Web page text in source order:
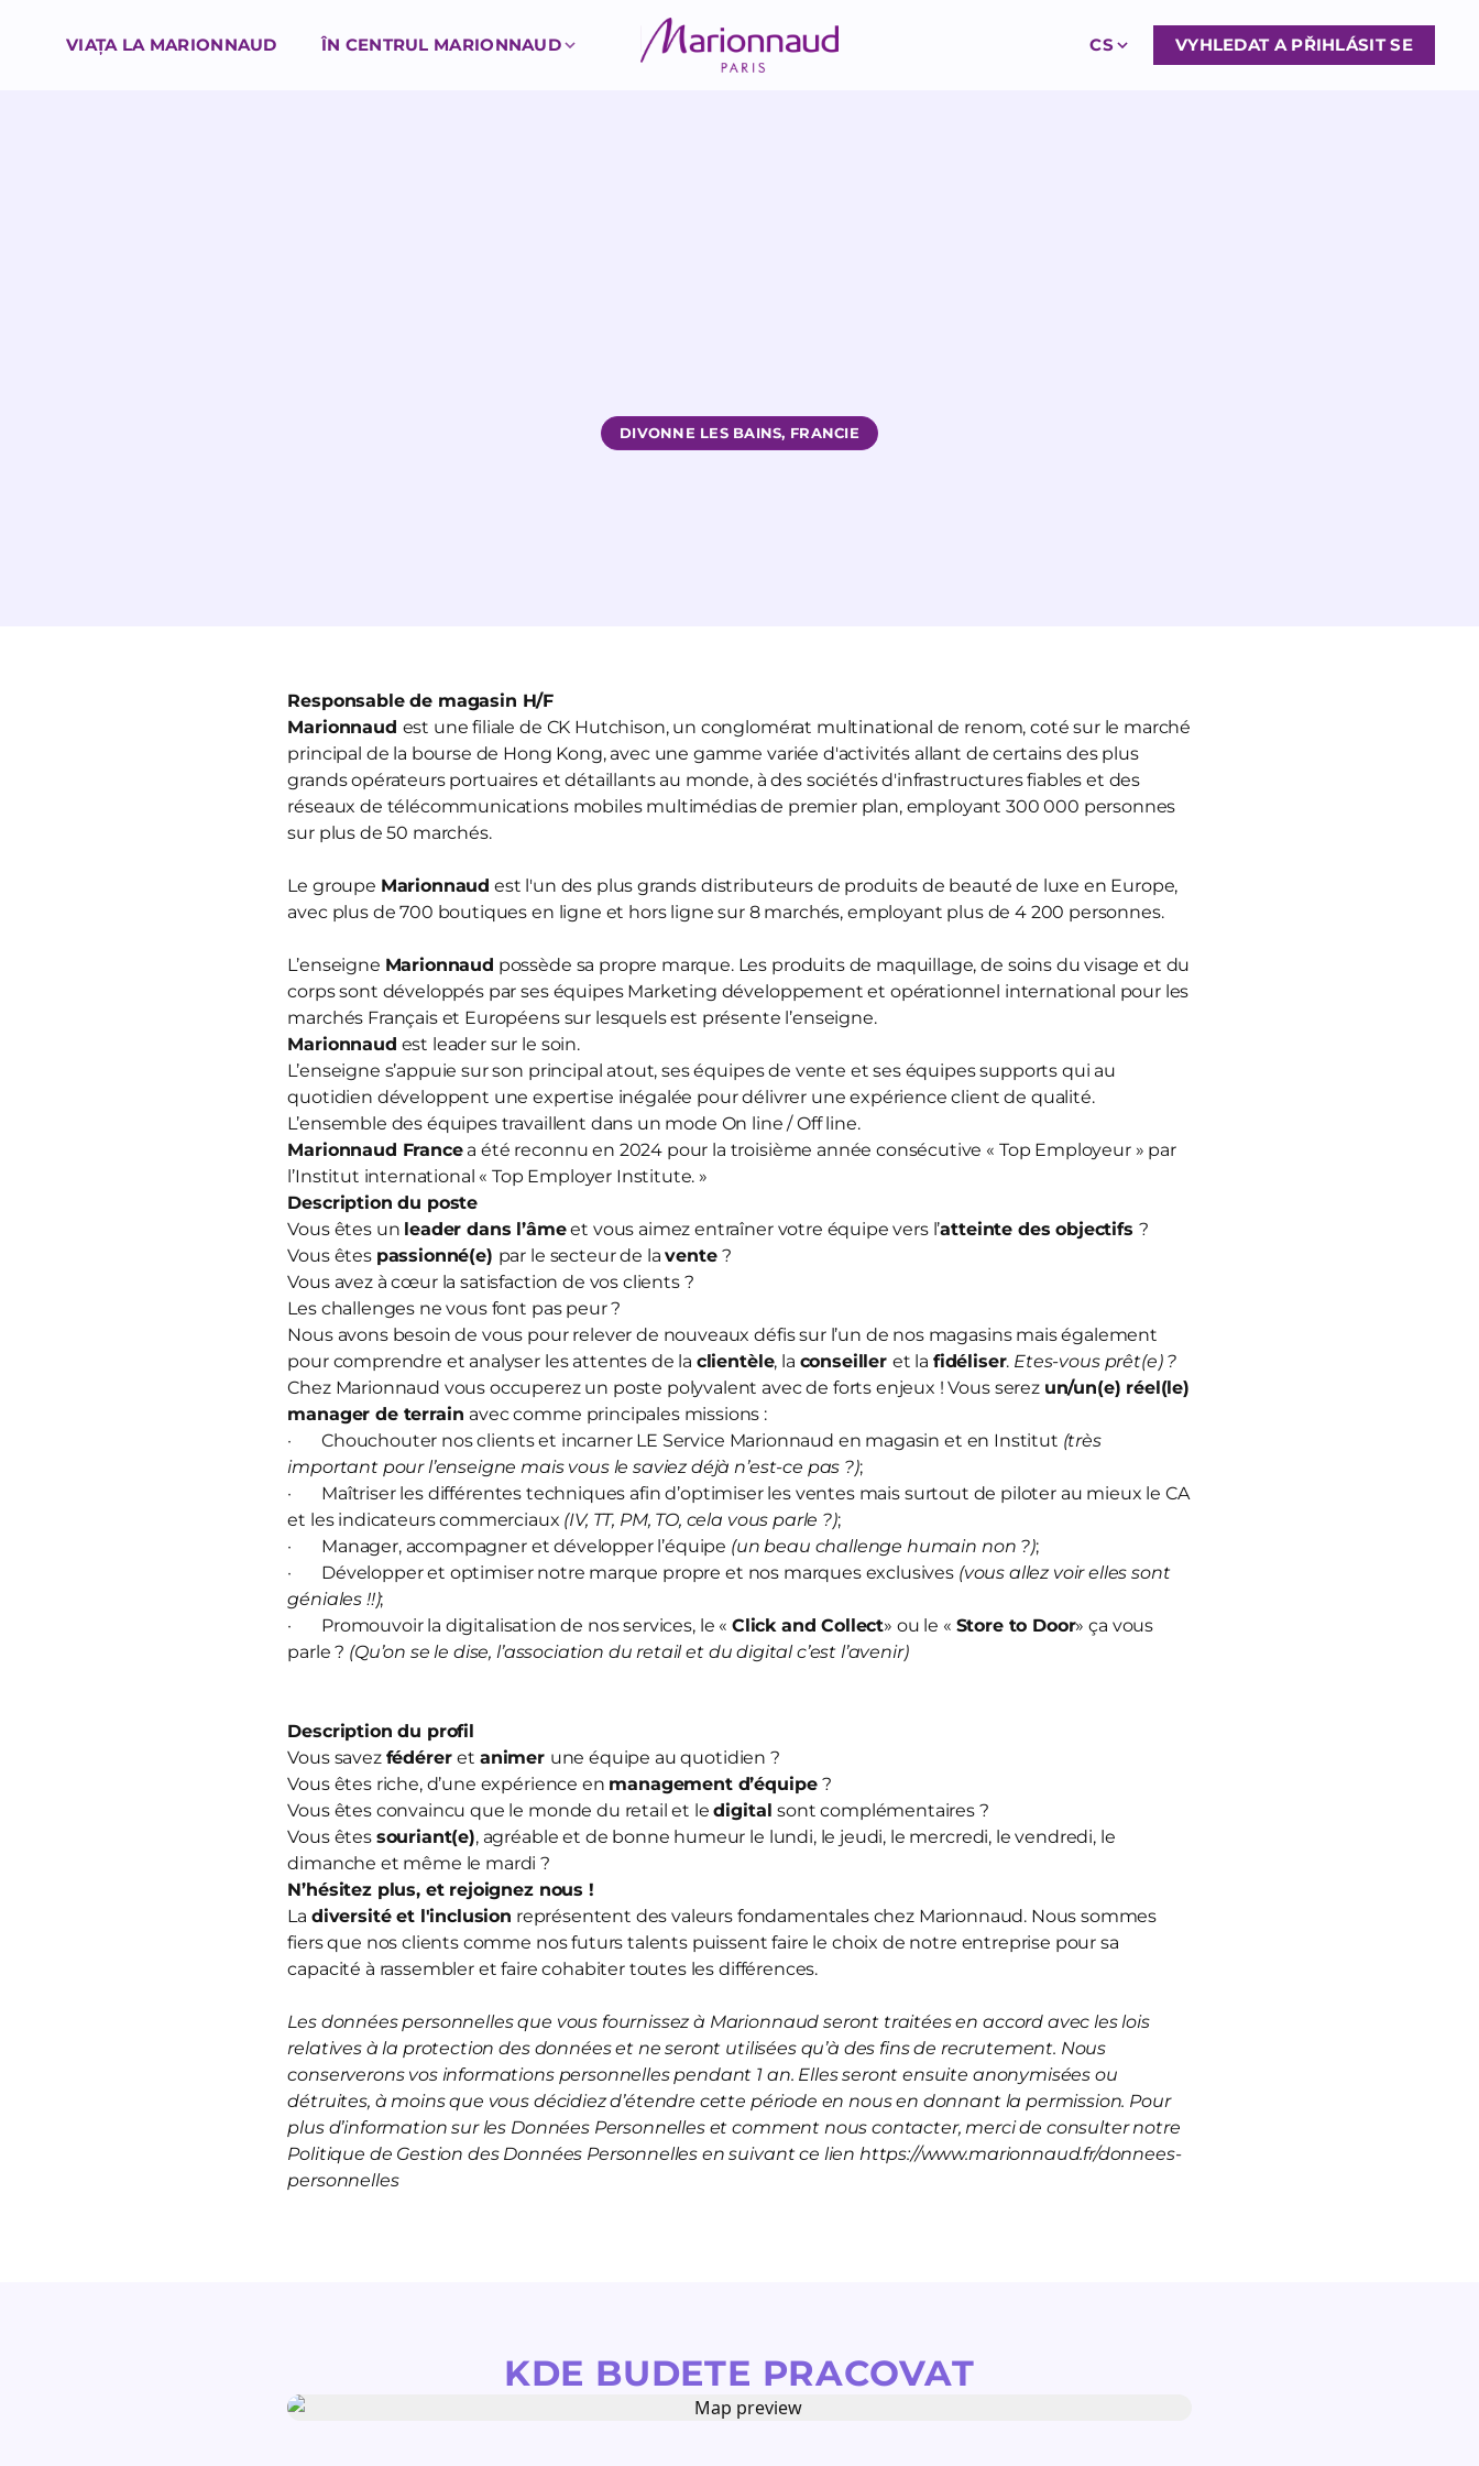
VIAȚA LA MARIONNAUD ÎN CENTRUL MARIONNAUD CS VYHLEDAT A PŘIHLÁSIT SE
DIVONNE LES BAINS, FRANCIE
Responsable de magasin H/F
Marionnaud est une filiale de CK Hutchison, un conglomérat multinational de renom, coté sur le marché
principal de la bourse de Hong Kong, avec une gamme variée d'activités allant de certains des plus
grands opérateurs portuaires et détaillants au monde, à des sociétés d'infrastructures fiables et des
réseaux de télécommunications mobiles multimédias de premier plan, employant 300 000 personnes
sur plus de 50 marchés.
Le groupe Marionnaud est l'un des plus grands distributeurs de produits de beauté de luxe en Europe,
avec plus de 700 boutiques en ligne et hors ligne sur 8 marchés, employant plus de 4 200 personnes.
L’enseigne Marionnaud possède sa propre marque. Les produits de maquillage, de soins du visage et du
corps sont développés par ses équipes Marketing développement et opérationnel international pour les
marchés Français et Européens sur lesquels est présente l’enseigne.
Marionnaud est leader sur le soin.
L’enseigne s’appuie sur son principal atout, ses équipes de vente et ses équipes supports qui au
quotidien développent une expertise inégalée pour délivrer une expérience client de qualité.
L’ensemble des équipes travaillent dans un mode On line / Off line.
Marionnaud Francea été reconnu en 2024 pour la troisième année consécutive « Top Employeur » par
l’Institut international « Top Employer Institute. »
Description du poste
Vous êtes un leader dans l’âmeet vous aimez entraîner votre équipe vers l’atteinte des objectifs ?
Vous êtes passionné(e) par le secteur de lavente?
Vous avez à cœur la satisfaction de vos clients ?
Les challenges ne vous font pas peur ?
Nous avons besoin de vous pour relever de nouveaux défis sur l’un de nos magasins mais également
pour comprendre et analyser les attentes de la clientèle, la conseiller et la fidéliser. Etes-vous prêt(e) ?
Chez Marionnaud vous occuperez un poste polyvalent avec de forts enjeux ! Vous serez un/un(e) réel(le)
manager de terrain avec comme principales missions :
· Chouchouter nos clients et incarner LE Service Marionnaud en magasin et en Institut (très
important pour l’enseigne mais vous le saviez déjà n’est-ce pas ?);
· Maîtriser les différentes techniques afin d’optimiser les ventes mais surtout de piloter au mieux le CA
et les indicateurs commerciaux (IV, TT, PM, TO, cela vous parle ?);
· Manager, accompagner et développer l’équipe (un beau challenge humain non ?);
· Développer et optimiser notre marque propre et nos marques exclusives (vous allez voir elles sont
géniales !!);
· Promouvoir la digitalisation de nos services, le « Click and Collect» ou le « Store to Door» ça vous
parle ? (Qu’on se le dise, l’association du retail et du digital c’est l’avenir)
Description du profil
Vous savez fédéreret animer une équipe au quotidien ?
Vous êtes riche, d’une expérience en management d’équipe?
Vous êtes convaincu que le monde du retail et ledigitalsont complémentaires ?
Vous êtes souriant(e), agréable et de bonne humeur le lundi, le jeudi, le mercredi, le vendredi, le
dimanche et même le mardi ?
N’hésitez plus, et rejoignez nous !
La diversité et l'inclusion représentent des valeurs fondamentales chez Marionnaud. Nous sommes
fiers que nos clients comme nos futurs talents puissent faire le choix de notre entreprise pour sa
capacité à rassembler et faire cohabiter toutes les différences.
Les données personnelles que vous fournissez à Marionnaud seront traitées en accord avec les lois
relatives à la protection des données et ne seront utilisées qu’à des fins de recrutement. Nous
conserverons vos informations personnelles pendant 1 an. Elles seront ensuite anonymisées ou
détruites, à moins que vous décidiez d’étendre cette période en nous en donnant la permission. Pour
plus d’information sur les Données Personnelles et comment nous contacter, merci de consulter notre
Politique de Gestion des Données Personnelles en suivant ce lien https://www.marionnaud.fr/donnees-
personnelles
KDE BUDETE PRACOVAT